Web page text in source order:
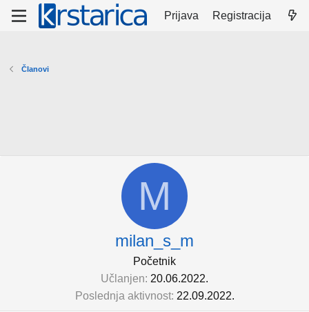
Prijava Registracija
Članovi
M
milan_s_m
Početnik
Učlanjen 20.06.2022.
Poslednja aktivnost 22.09.2022.